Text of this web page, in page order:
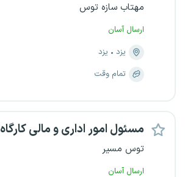
مهتاب سازه توس
ارسال آسان
یزد
یزد
تمام وقت
مسئول امور اداری و مالی کارگاه
توس مسیر
ارسال آسان